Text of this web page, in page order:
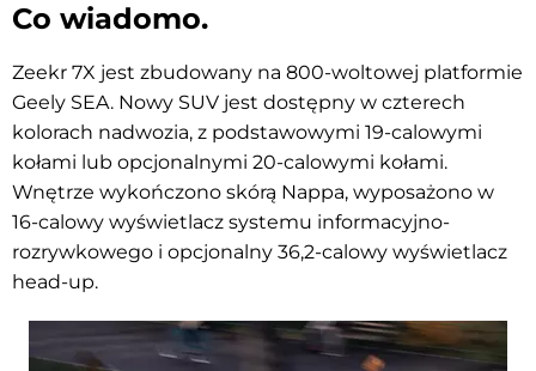
Co wiadomo.
Zeekr 7X jest zbudowany na 800-woltowej platformie
Geely SEA. Nowy SUV jest dostępny w czterech
kolorach nadwozia, z podstawowymi 19-calowymi
kołami lub opcjonalnymi 20-calowymi kołami.
Wnętrze wykończono skórą Nappa, wyposażono w
16-calowy wyświetlacz systemu informacyjno-
rozrywkowego i opcjonalny 36,2-calowy wyświetlacz
head-up.